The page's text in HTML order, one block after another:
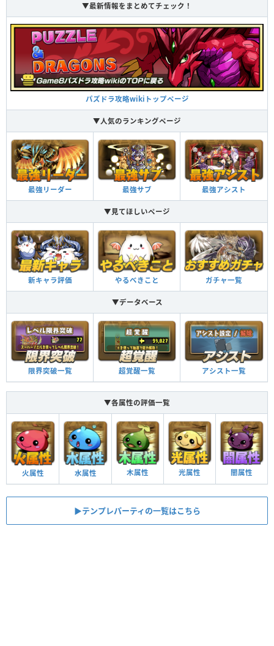
▼最新情報をまとめてチェック！
パズドラ攻略wikiトップページ
▼人気のランキングページ
最強リーダー 最強サブ 最強アシスト
▼見てほしいページ
新キャラ評価 やるべきこと ガチャ一覧
▼データベース
限界突破一覧 超覚醒一覧 アシスト一覧
▼各属性の評価一覧
火属性 水属性 木属性 光属性 闇属性
▶︎テンプレパーティの一覧はこちら